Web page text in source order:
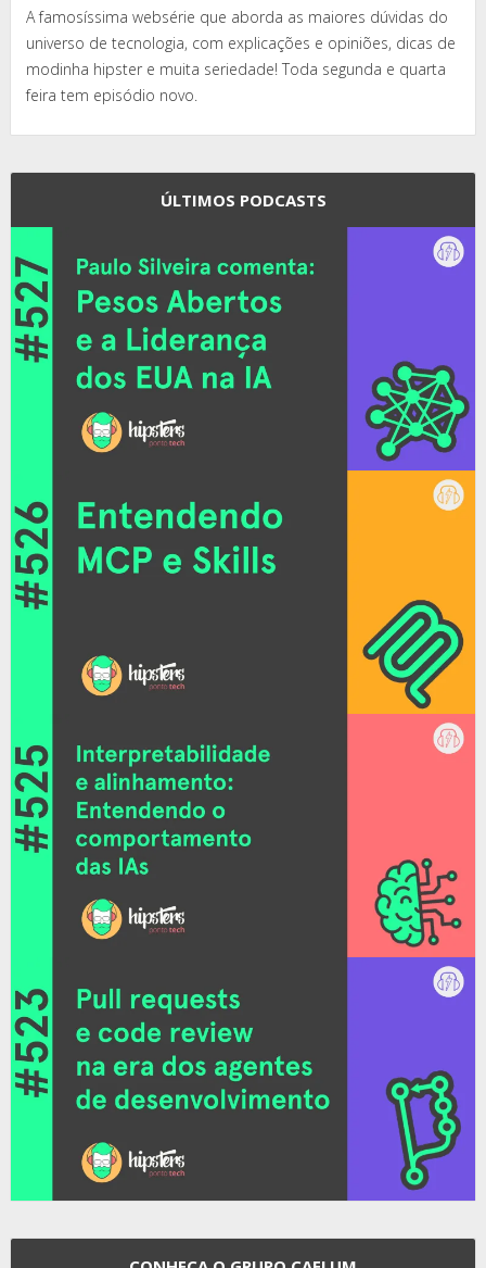
A famosíssima websérie que aborda as maiores dúvidas do
universo de tecnologia, com explicações e opiniões, dicas de
modinha hipster e muita seriedade! Toda segunda e quarta
feira tem episódio novo.
ÚLTIMOS PODCASTS